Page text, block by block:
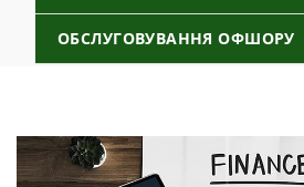
ОБСЛУГОВУВАННЯ ОФШОРУ